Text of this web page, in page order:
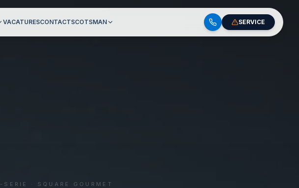
VACATURESCONTACTSCOTSMAN SERVICE
-SERIE · SQUARE GOURMET